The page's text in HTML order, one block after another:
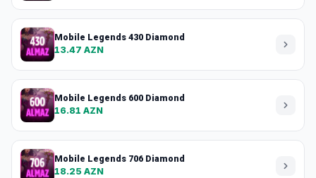
Mobile Legends 430 Diamond
13.47 AZN
Mobile Legends 600 Diamond
16.81 AZN
Mobile Legends 706 Diamond
18.25 AZN